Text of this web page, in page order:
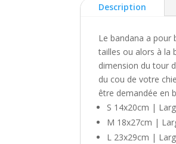
Description
Le bandana a pour
tailles ou alors à la
dimension du tour
du cou de votre
être demandée en
S 14x20cm |
M 18x27cm |
L 23x29cm |